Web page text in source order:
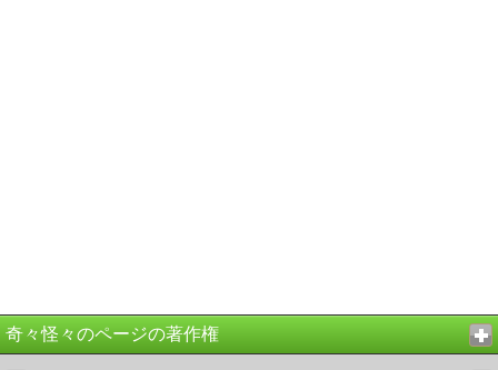
奇々怪々のページの著作権